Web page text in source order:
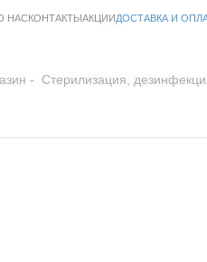
НАСКОНТАКТЫАКЦИИДОСТАВКА И
Стерилизация,